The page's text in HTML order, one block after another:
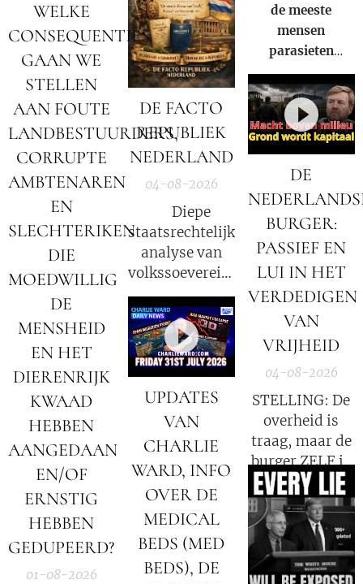
de meeste
mensen
parasieten
hebben – en het
niet eens weten.
DE FACTO
REPUBLIEK
NEDERLAND
04-08-2026
⚖️ Diepe
staatsrechtelijke
analyse van
volkssoevereiniteit
in Nederland
DE
BURGER:
PASSIEF EN
LUI IN HET
VERDEDIGEN
VAN
VRIJHEID
04-08-2026
STELLING: De
overheid is
traag, maar de
burger ZELF is
de oorzaak!
WELKE
CONSEQUENTIES
GAAN WE
STELLEN
AAN FOUTE
LANDBESTUURDERS,
CORRUPTE
AMBTENAREN
EN
SLECHTERIKEN
DIE
MOEDWILLIG
DE
MENSHEID
EN HET
DIERENRIJK
KWAAD
HEBBEN
AANGEDAAN
EN/OF
ERNSTIG
HEBBEN
GEDUPEERD?
01-08-2026
UPDATES
VAN
CHARLIE
WARD, INFO
OVER DE
MEDICAL
BEDS (MED
BEDS), DE